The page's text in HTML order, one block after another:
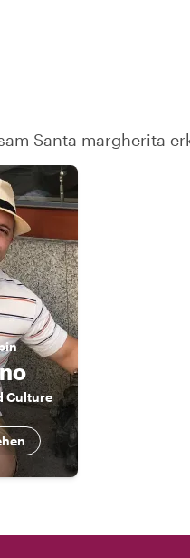
Santa margherita
Culture